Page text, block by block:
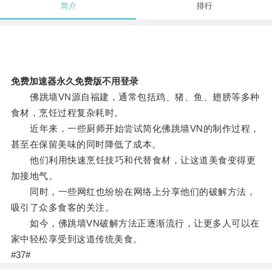
简介 排行
免费加速器永久免费版不用登录
佛跳墙VN源自福建，通常包括鸡、猪、鱼、翅膀等多种
食材，烹饪过程复杂耗时。
近年来，一些厨师开始尝试简化佛跳墙VN的制作过程，
甚至在保留美味的同时降低了成本。
他们利用快速烹饪技巧和代替食材，让这道美食变得更
加接地气。
同时，一些网红也纷纷在网络上分享他们的破解方法，
吸引了众多食客的关注。
如今，佛跳墙VN破解方法正逐渐流行，让更多人可以在
家中轻松享受到这道传统美食。
#37#